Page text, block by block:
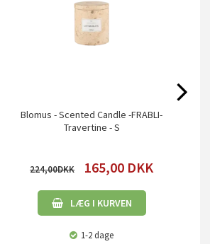
Blomus - Scented Candle -FRABLI-
Travertine - S
224,00 165,00 DKK
LÆG I KURVEN
1-2 dage